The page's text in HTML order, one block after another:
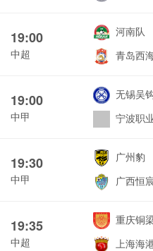
19:00
中超
河南队
青岛西
19:00
中甲
无锡吴
宁波职
19:30
中甲
广州豹
广西恒
19:35
中超
重庆铜
上海海